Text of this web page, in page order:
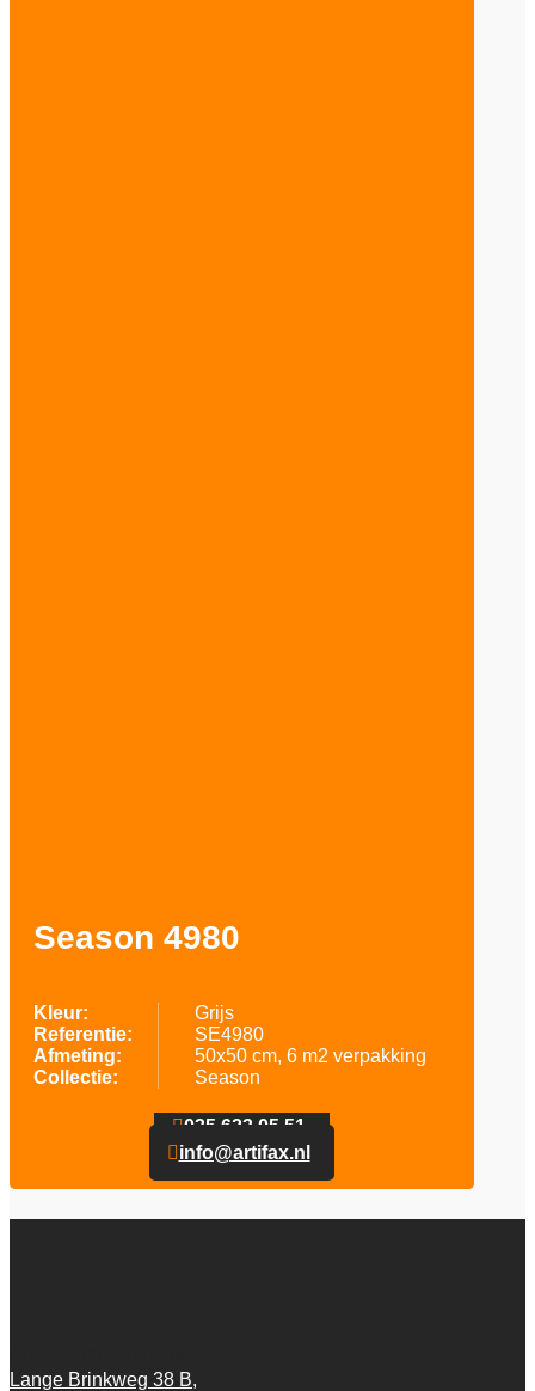
Season 4980
Kleur:
Grijs
Referentie:
SE4980
Afmeting:
50x50 cm, 6 m2 verpakking
Collectie:
Season
035 623 05 51
info@artifax.nl
Lange Brinkweg 38 B,